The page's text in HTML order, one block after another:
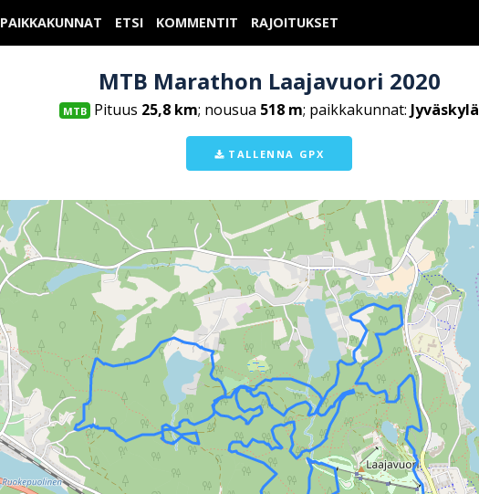
PAIKKAKUNNAT ETSI KOMMENTIT RAJOITUKSET
MTB Marathon Laajavuori 2020
MTB Pituus 25,8 km; nousua 518 m; paikkakunnat: Jyväskylä
TALLENNA GPX